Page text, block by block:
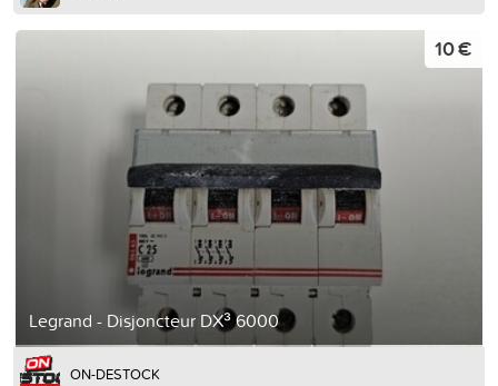
Legrand - Disjoncteur DX³ 6000
10 €
ON-DESTOCK